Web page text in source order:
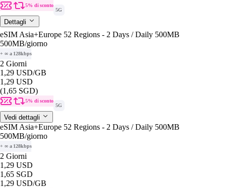
5% di sconto
5G
Dettagli
eSIM Asia+Europe 52 Regions - 2 Days / Daily 500MB
500MB/giorno
+ ∞ a 128kbps
2 Giorni
1,29 USD/GB
1,29 USD
(1,65 SGD)
5% di sconto
5G
Vedi dettagli
eSIM Asia+Europe 52 Regions - 2 Days / Daily 500MB
500MB/giorno
+ ∞ a 128kbps
2 Giorni
1,29 USD
1,65 SGD
1,29 USD/GB